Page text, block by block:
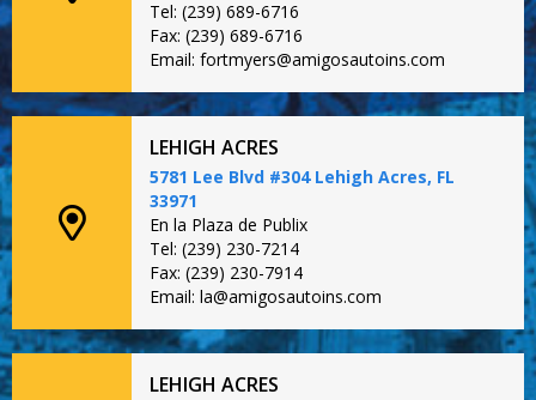
Tel: (239) 689-6716
Fax: (239) 689-6716
Email: fortmyers@amigosautoins.com
LEHIGH ACRES
5781 Lee Blvd #304 Lehigh Acres, FL
33971
En la Plaza de Publix
Tel: (239) 230-7214
Fax: (239) 230-7914
Email: la@amigosautoins.com
LEHIGH ACRES